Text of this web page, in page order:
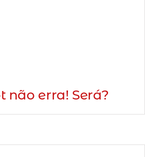
não erra! Será?